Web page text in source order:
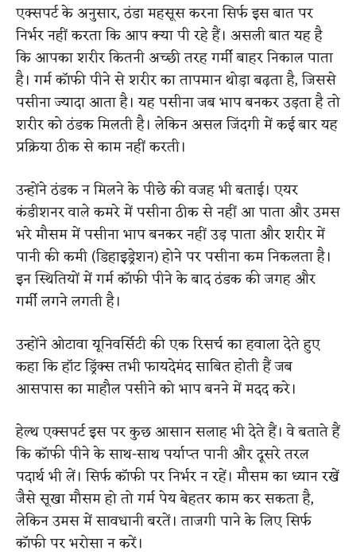
एक्सपर्ट के अनुसार, ठंडा महसूस करना सिर्फ इस बात पर
निर्भर नहीं करता कि आप क्या पी रहे हैं। असली बात यह है
कि आपका शरीर कितनी अच्छी तरह गर्मी बाहर निकाल पाता
है। गर्म कॉफी पीने से शरीर का तापमान थोड़ा बढ़ता है, जिससे
पसीना ज्यादा आता है। यह पसीना जब भाप बनकर उड़ता है तो
शरीर को ठंडक मिलती है। लेकिन असल जिंदगी में कई बार यह
प्रक्रिया ठीक से काम नहीं करती।
उन्होंने ठंडक न मिलने के पीछे की वजह भी बताई। एयर
कंडीशनर वाले कमरे में पसीना ठीक से नहीं आ पाता और उमस
भरे मौसम में पसीना भाप बनकर नहीं उड़ पाता और शरीर में
पानी की कमी (डिहाइड्रेशन) होने पर पसीना कम निकलता है।
इन स्थितियों में गर्म कॉफी पीने के बाद ठंडक की जगह और
गर्मी लगने लगती है।
उन्होंने ओटावा यूनिवर्सिटी की एक रिसर्च का हवाला देते हुए
कहा कि हॉट ड्रिंक्स तभी फायदेमंद साबित होती हैं जब
आसपास का माहौल पसीने को भाप बनने में मदद करे।
हेल्थ एक्सपर्ट इस पर कुछ आसान सलाह भी देते हैं। वे बताते हैं
कि कॉफी पीने के साथ-साथ पर्याप्त पानी और दूसरे तरल
पदार्थ भी लें। सिर्फ कॉफी पर निर्भर न रहें। मौसम का ध्यान रखें
जैसे सूखा मौसम हो तो गर्म पेय बेहतर काम कर सकता है,
लेकिन उमस में सावधानी बरतें। ताजगी पाने के लिए सिर्फ
कॉफी पर भरोसा न करें।